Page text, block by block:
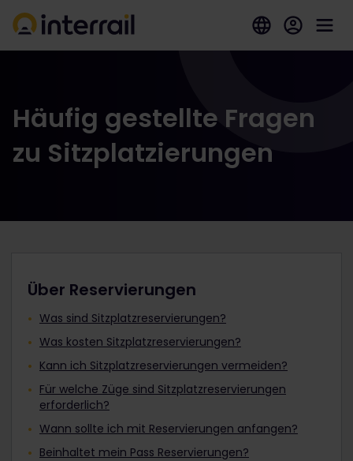
Häufig gestellte Fragen
zu Sitzplatzierungen
Über Reservierungen
Was sind Sitzplatzreservierungen?
Was kosten Sitzplatzreservierungen?
Kann ich Sitzplatzreservierungen vermeiden?
Für welche Züge sind Sitzplatzreservierungen
erforderlich?
Wann sollte ich mit Reservierungen anfangen?
Beinhaltet mein Pass Reservierungen?